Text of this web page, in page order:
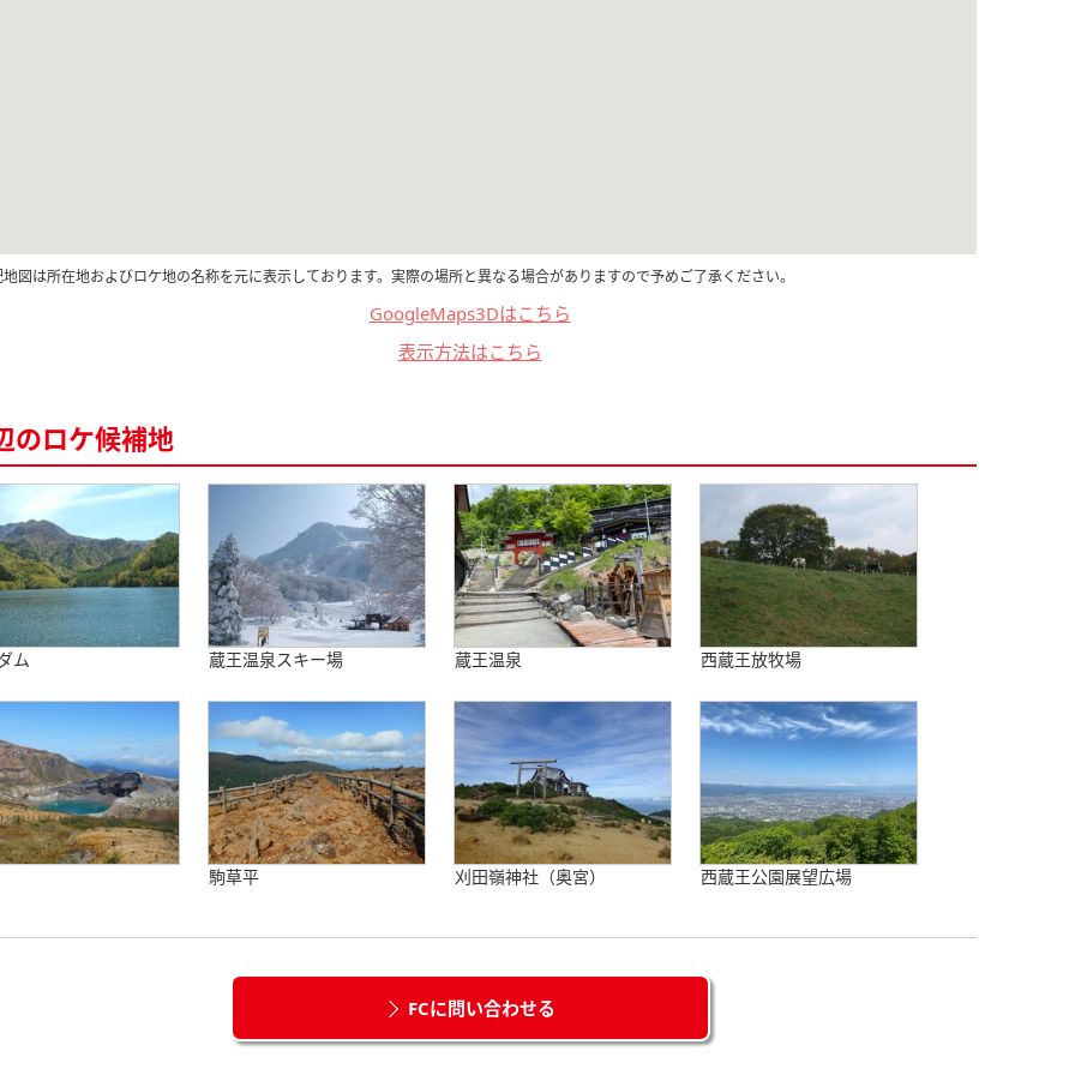
図は所在地およびロケ地の名称を元に表示しております。実際の場所と異なる場合がありますので予めご了承ください。
GoogleMaps3Dはこちら
表示方法はこちら
のロケ候補地
ム 蔵王温泉スキー場 蔵王温泉 西蔵王放牧場
駒草平 刈田嶺神社（奥宮） 西蔵王公園展望広場
FCに問い合わせる